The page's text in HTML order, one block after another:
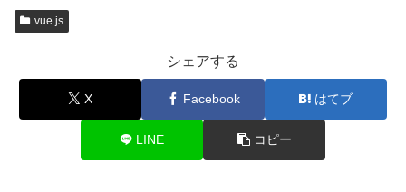
vue.js
シェアする
X Facebook はてブ
LINE コピー